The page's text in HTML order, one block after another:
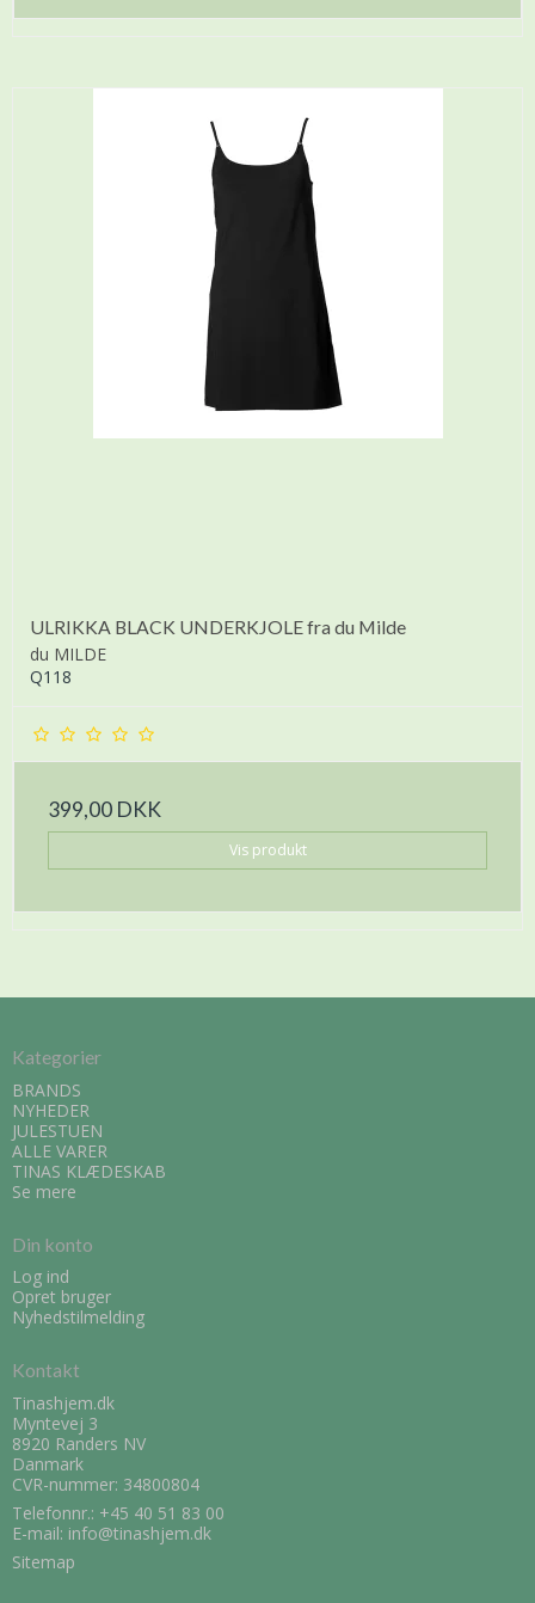
ULRIKKA BLACK UNDERKJOLE fra du Milde
du MILDE
Q118
399,00 DKK
Vis produkt
Kategorier
BRANDS
NYHEDER
JULESTUEN
ALLE VARER
TINAS KLÆDESKAB
Se mere
Din konto
Log ind
Opret bruger
Nyhedstilmelding
Kontakt
Tinashjem.dk
Myntevej 3
8920 Randers NV
Danmark
CVR-nummer: 34800804
Telefonnr.: +45 40 51 83 00
E-mail: info@tinashjem.dk
Sitemap